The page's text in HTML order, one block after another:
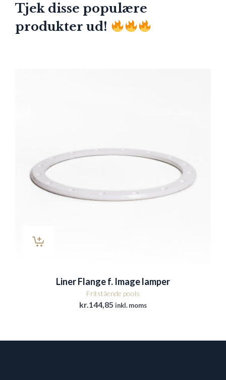
Tjek disse populære
produkter ud!
Liner Flange f. Image lamper
Fritstående pools
kr. 144,85 inkl. moms